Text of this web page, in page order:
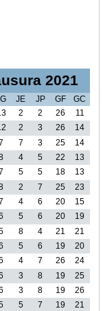
2021
JE JP GF
GC
2 2 26
11
2 3 26
14
7 3 25
14
4 5 22
13
5 5 18
13
2 7 25
23
4 6 20
15
5 6 20
19
8 4 21
21
5 6 19
20
4 7 26
24
3 8 19
25
3 8 19
26
5 7 19
21